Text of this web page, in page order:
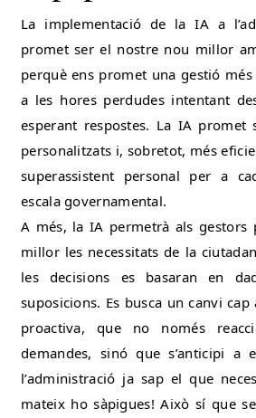
La implementació de la IA a
promet ser el nostre nou millor
perquè ens promet una gestió
a les hores perdudes intentant
esperant respostes. La IA promet
personalitzats i, sobretot, més
superassistent personal per a
escala governamental.
A més, la IA permetrà als gestors
millor les necessitats de la
les decisions es basaran en
suposicions. Es busca un canvi
proactiva, que no només
demandes, sinó que s’anticipi a
l’administració ja sap el que
mateix ho sàpigues! Això sí que